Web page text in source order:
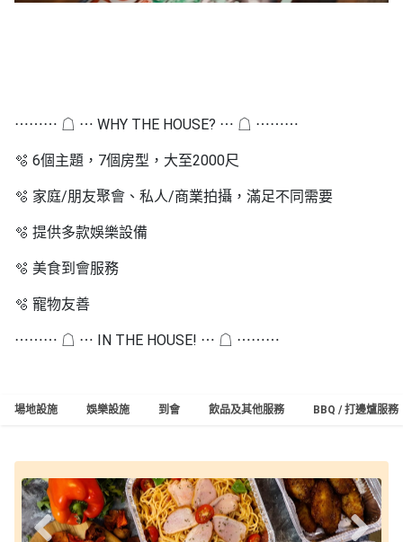
⋯⋯⋯ ☖ ⋯ WHY THE HOUSE? ⋯ ☖ ⋯⋯⋯
🫧 6個主題，7個房型，大至2000尺
🫧 家庭/朋友聚會、私人/商業拍攝，滿足不同需要
🫧 提供多款娛樂設備
🫧 美食到會服務
🫧 寵物友善
⋯⋯⋯ ☖ ⋯ IN THE HOUSE! ⋯ ☖ ⋯⋯⋯
場地設施 娛樂設施 到會 飲品及其他服務 BBQ / 打邊爐服務